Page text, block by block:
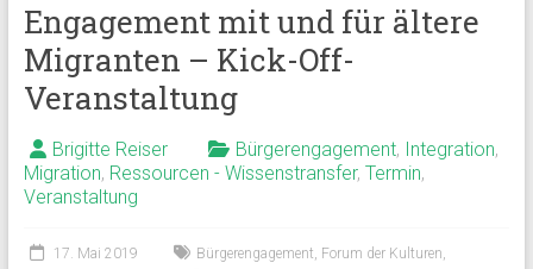
Engagement mit und für ältere
Migranten – Kick-Off-
Veranstaltung
Brigitte Reiser Bürgerengagement, Integration,
Migration, Ressourcen - Wissenstransfer, Termin,
Veranstaltung
17. Mai 2019 Bürgerengagement, Forum der Kulturen,